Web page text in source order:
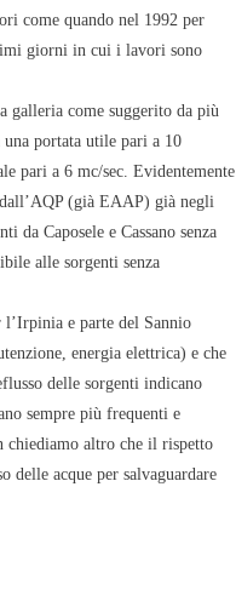
come quando nel 1992 per
giorni in cui i lavori sono
galleria come suggerito da più
portata utile pari a 10
pari a 6 mc/sec. Evidentemente
(già EAAP) già negli
da Caposele e Cassano senza
alle sorgenti senza
e parte del Sannio
energia elettrica) e che
delle sorgenti indicano
sempre più frequenti e
altro che il rispetto
delle acque per salvaguardare